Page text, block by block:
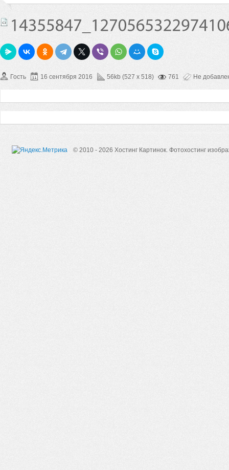
Гость 16 сентября 2016 56kb (527 x 518) 761 Не
© 2010 - 2026 Хостинг Картинок. Фотохостинг